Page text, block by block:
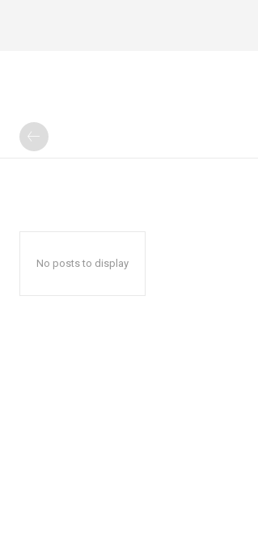
No posts to display